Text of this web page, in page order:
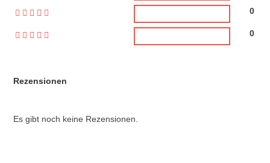
Rezensionen
Es gibt noch keine Rezensionen.
0
0